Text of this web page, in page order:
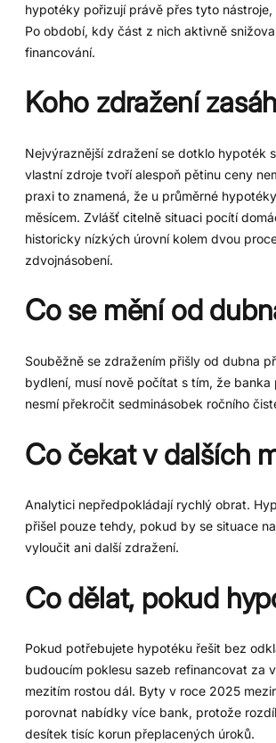
hypotéky pořizují právě přes tyto
Po období, kdy část z nich aktivně
financování.
Koho zdražení
Nejvýraznější zdražení se dotklo hypoték
vlastní zdroje tvoří alespoň pětinu ceny
praxi to znamená, že u průměrné
měsícem. Zvlášť citelně situaci pocítí
historicky nízkých úrovní kolem dvou
zdvojnásobení.
Co se mění od
Souběžně se zdražením přišly od dubna
bydlení, musí nově počítat s tím, že
nesmí překročit sedminásobek ročního
Co čekat v dalších
Analytici nepředpokládají rychlý obrat.
přišel pouze tehdy, pokud by se situace
vyloučit ani další zdražení.
Co dělat, pokud
Pokud potřebujete hypotéku řešit bez
budoucím poklesu sazeb refinancovat za
mezitím rostou dál. Byty v roce 2025
porovnat nabídky více bank, protože
desítek tisíc korun přeplacených úroků.